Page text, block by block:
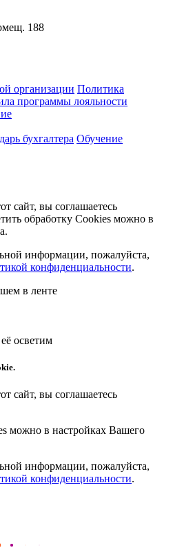
188
организации Политика
программы лояльности
бухгалтера Обучение
сайт, вы соглашаетесь
обработку Cookies можно в
информации, пожалуйста,
конфиденциальности.
в ленте
осветим
сайт, вы соглашаетесь
можно в настройках Вашего
информации, пожалуйста,
конфиденциальности.